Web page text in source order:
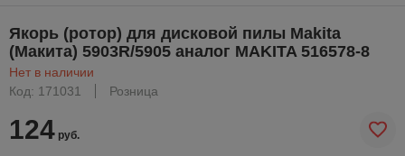
Якорь (ротор) для дисковой пилы Makita
(Макита) 5903R/5905 аналог MAKITA 516578-8
Нет в наличии
Код: 171031
Розница
124 руб.